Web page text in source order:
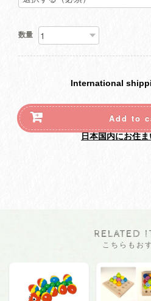
数量
International
Add to
日本国内にお住
RELATED
こちらもお